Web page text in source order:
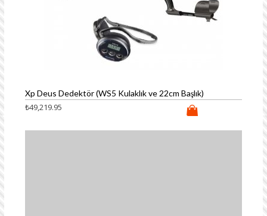
Xp Deus Dedektör (WS5 Kulaklık ve 22cm Başlık)
₺49,219.95